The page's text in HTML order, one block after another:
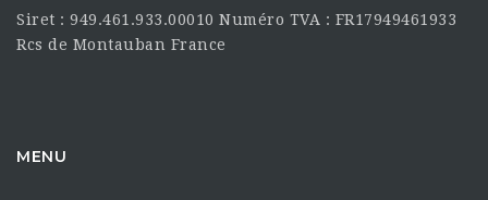
Siret : 949.461.933.00010 Numéro TVA : FR17949461933
Rcs de Montauban France
MENU